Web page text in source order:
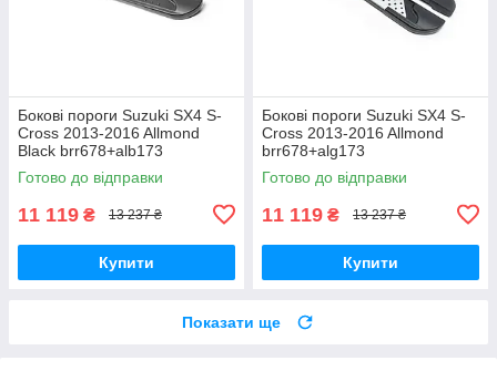
Бокові пороги Suzuki SX4 S-
Cross 2013-2016 Allmond
Black brr678+alb173
Готово до відправки
11 119 ₴ 13 237 ₴
Купити
Бокові пороги Suzuki SX4 S-
Cross 2013-2016 Allmond
brr678+alg173
Готово до відправки
11 119 ₴ 13 237 ₴
Купити
Показати ще